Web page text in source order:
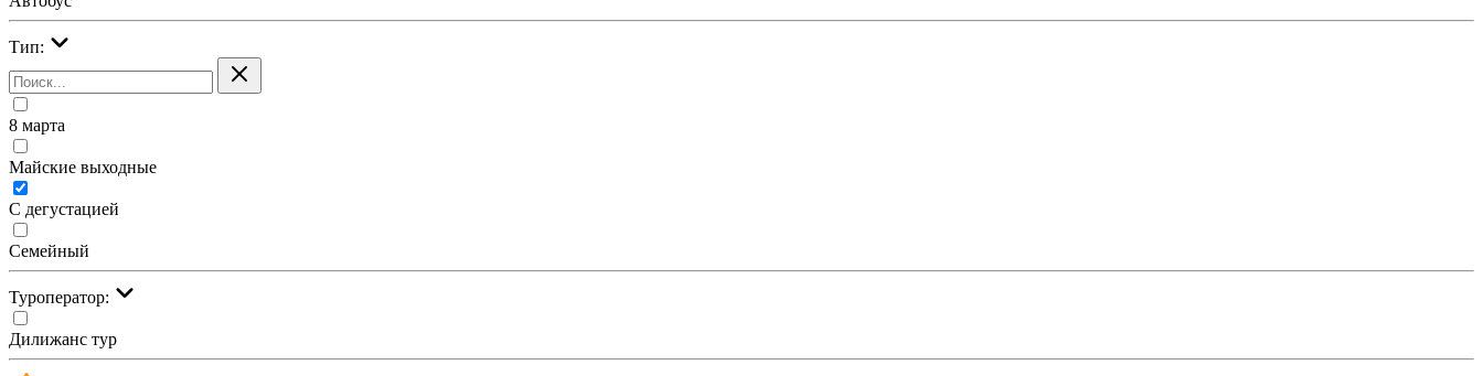
Тип:
8 марта
Майские выходные
С дегустацией
Семейный
Туроператор:
Дилижанс тур